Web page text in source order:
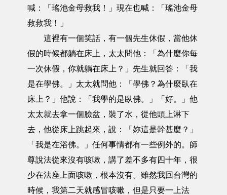
喊：「瑤池金母救我！」現在也喊：「瑤池金母
救救我！」
這裡有一個笑話，有一個先生休假，當他休
假的時候都躺在床上，太太問他：「為什麼你每
一次休假，你就躺在床上？」先生就回答：「我
是在學佛。」太太就問他：「學佛？為什麼臥在
床上？」他說：「我學的是臥佛。」「好。」他
太太就去拿一個臉盆，裝了水，從他頭上淋下
去，他從床上跳起來，說：「妳這是幹甚麼？」
「我是在浴佛。」任何事情都有一些例外的。師
尊說法從來沒有咳嗽，講了差不多有四十年，很
少在法座上面咳嗽，根本沒有。雖然我回台灣的
時候，我第二天就感冒咳嗽，但是只要一上法